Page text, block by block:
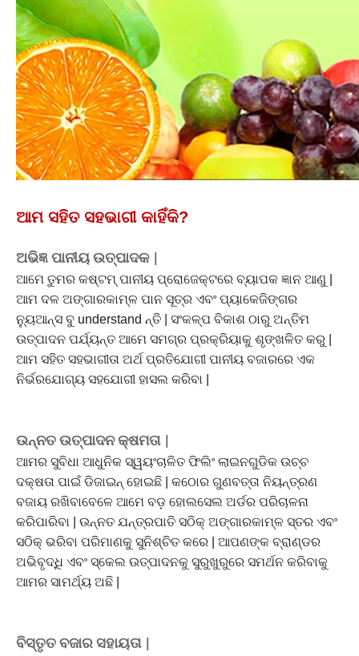
ଆମ ସହିତ ସହଭାଗୀ କାହିଁକି?
ଅଭିଜ୍ଞ ପାନୀୟ ଉତ୍ପାଦକ |
ଆମେ ତୁମର କଷ୍ଟମ୍ ପାନୀୟ ପ୍ରୋଜେକ୍ଟରେ ବ୍ୟାପକ ଜ୍ଞାନ ଆଣୁ |
ଆମ ଦଳ ଅଙ୍ଗାରକାମ୍ଳ ପାନ ସୂତ୍ର ଏବଂ ପ୍ୟାକେଜିଙ୍ଗର
ନ୍ୟୁଆନ୍ସ ବୁ understand ନ୍ତି | ସଂକଳ୍ପ ବିକାଶ ଠାରୁ ଅନ୍ତିମ
ଉତ୍ପାଦନ ପର୍ଯ୍ୟନ୍ତ ଆମେ ସମଗ୍ର ପ୍ରକ୍ରିୟାକୁ ଶୃଙ୍ଖଳିତ କରୁ |
ଆମ ସହିତ ସହଭାଗୀତା ଅର୍ଥ ପ୍ରତିଯୋଗୀ ପାନୀୟ ବଜାରରେ ଏକ
ନିର୍ଭରଯୋଗ୍ୟ ସହଯୋଗୀ ହାସଲ କରିବା |
ଉନ୍ନତ ଉତ୍ପାଦନ କ୍ଷମତା |
ଆମର ସୁବିଧା ଆଧୁନିକ ସ୍ୱୟଂଚାଳିତ ଫିଲିଂ ଲାଇନଗୁଡିକ ଉଚ୍ଚ
ଦକ୍ଷତା ପାଇଁ ଡିଜାଇନ୍ ହୋଇଛି | କଠୋର ଗୁଣବତ୍ତା ନିୟନ୍ତ୍ରଣ
ବଜାୟ ରଖିବାବେଳେ ଆମେ ବଡ଼ ହୋଲସେଲ ଅର୍ଡର ପରିଚାଳନା
କରିପାରିବା | ଉନ୍ନତ ଯନ୍ତ୍ରପାତି ସଠିକ୍ ଅଙ୍ଗାରକାମ୍ଳ ସ୍ତର ଏବଂ
ସଠିକ୍ ଭରିବା ପରିମାଣକୁ ସୁନିଶ୍ଚିତ କରେ | ଆପଣଙ୍କ ବ୍ରାଣ୍ଡର
ଅଭିବୃଦ୍ଧି ଏବଂ ସ୍କେଲ ଉତ୍ପାଦନକୁ ସୁରୁଖୁରୁରେ ସମର୍ଥନ କରିବାକୁ
ଆମର ସାମର୍ଥ୍ୟ ଅଛି |
ବିସ୍ତୃତ ବଜାର ସହାୟତା |